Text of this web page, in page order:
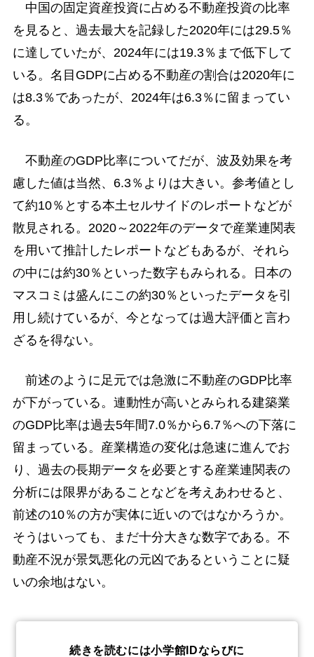
中国の固定資産投資に占める不動産投資の比率
を見ると、過去最大を記録した2020年には29.5％
に達していたが、2024年には19.3％まで低下して
いる。名目GDPに占める不動産の割合は2020年に
は8.3％であったが、2024年は6.3％に留まってい
る。
不動産のGDP比率についてだが、波及効果を考
慮した値は当然、6.3％よりは大きい。参考値とし
て約10％とする本土セルサイドのレポートなどが
散見される。2020～2022年のデータで産業連関表
を用いて推計したレポートなどもあるが、それら
の中には約30％といった数字もみられる。日本の
マスコミは盛んにこの約30％といったデータを引
用し続けているが、今となっては過大評価と言わ
ざるを得ない。
前述のように足元では急激に不動産のGDP比率
が下がっている。連動性が高いとみられる建築業
のGDP比率は過去5年間7.0％から6.7％への下落に
留まっている。産業構造の変化は急速に進んでお
り、過去の長期データを必要とする産業連関表の
分析には限界があることなどを考えあわせると、
前述の10％の方が実体に近いのではなかろうか。
そうはいっても、まだ十分大きな数字である。不
動産不況が景気悪化の元凶であるということに疑
いの余地はない。
続きを読むには小学館IDならびに